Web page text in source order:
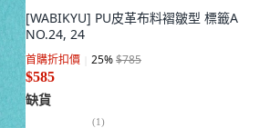
[WABIKYU] PU皮革布料褶皺型 標籤A
NO.24, 24
首購折扣價 25%$785
$585
缺貨
(1)